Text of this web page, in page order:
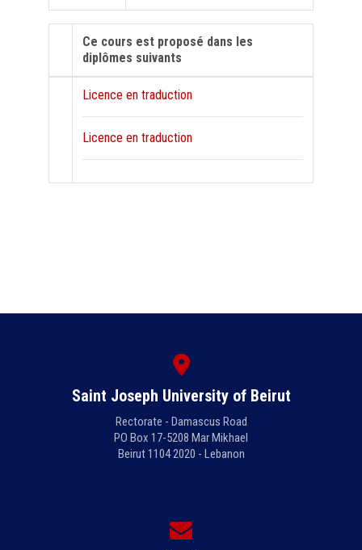
Ce cours est proposé dans les
diplômes suivants
Licence en traduction
Licence en traduction
Saint Joseph University of Beirut
Rectorate - Damascus Road
PO Box 17-5208 Mar Mikhael
Beirut 1104 2020 - Lebanon